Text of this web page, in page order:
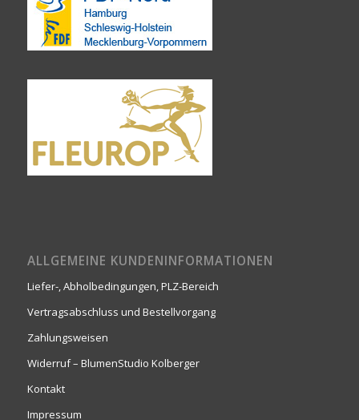
ALLGEMEINE KUNDENINFORMATIONEN
Liefer-, Abholbedingungen, PLZ-Bereich
Vertragsabschluss und Bestellvorgang
Zahlungsweisen
Widerruf – BlumenStudio Kolberger
Kontakt
Impressum